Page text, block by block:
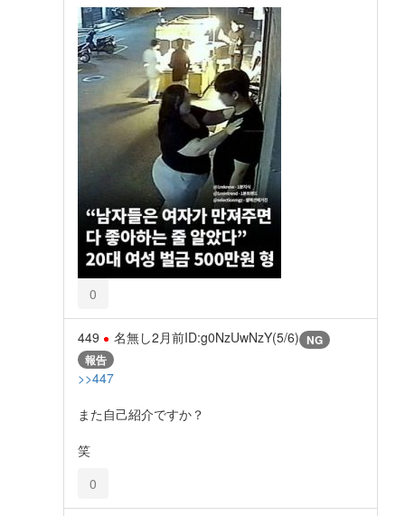
0
449 名無し2月前ID:g0NzUwNzY(5/6) NG
報告
>>447
また自己紹介ですか？
笑
0